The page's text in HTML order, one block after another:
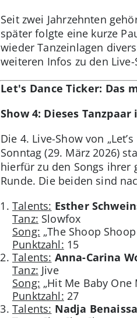
Seit zwei Jahrzehnten
später folgte eine kurze
wieder Tanzeinlagen
weiteren Infos zu den Live-
Let's Dance Ticker: Das
Show 4: Dieses
Die 4. Live-Show von
Sonntag (29. März 2026)
hierfür zu den Songs
Runde. Die beiden sind
Talents: Esther
Tanz: Slowfox
Song: „The Shoop
Punktzahl: 15
Talents: Anna-Carina
Tanz: Jive
Song: „Hit Me Baby
Punktzahl: 27
Talents: Nadja Benaissa